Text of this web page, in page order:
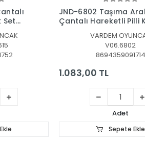
Set
Sepete Ekle
JND-6802 Taşıma
Çantalı Hareketli Pilli
VARDEM
V06.6802
8694359091714
1.083,00 TL
Adet
Sepete Ekle